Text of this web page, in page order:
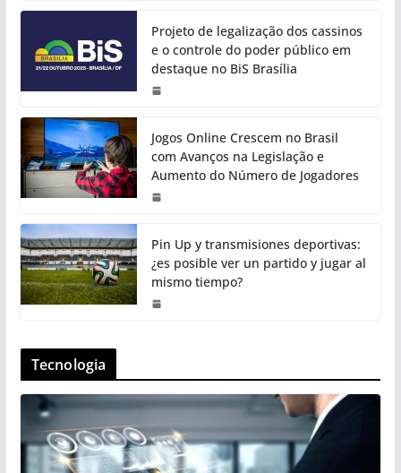
Projeto de legalização dos cassinos
e o controle do poder público em
destaque no BiS Brasília
Jogos Online Crescem no Brasil
com Avanços na Legislação e
Aumento do Número de Jogadores
Pin Up y transmisiones deportivas:
¿es posible ver un partido y jugar al
mismo tiempo?
Tecnologia